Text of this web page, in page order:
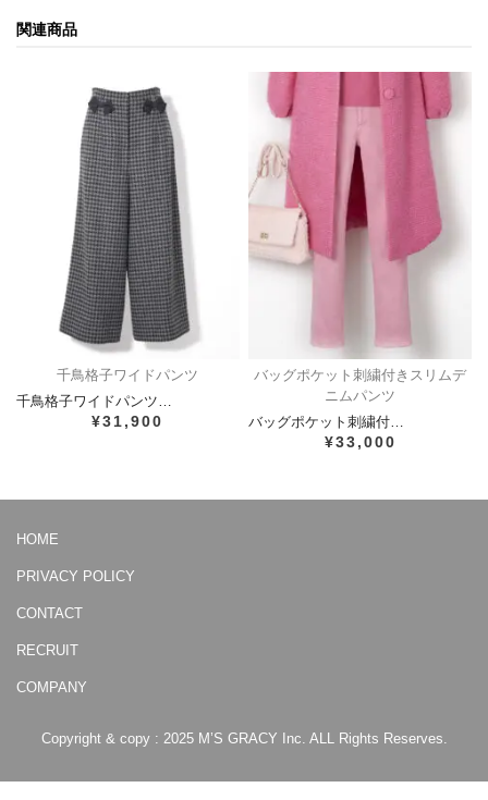
関連商品
千鳥格子ワイドパンツ
千鳥格子ワイドパンツ…
¥31,900
バッグポケット刺繍付きスリムデ
ニムパンツ
バッグポケット刺繍付…
¥33,000
HOME
PRIVACY POLICY
CONTACT
RECRUIT
COMPANY
Copyright & copy : 2025 M’S GRACY Inc. ALL Rights Reserves.